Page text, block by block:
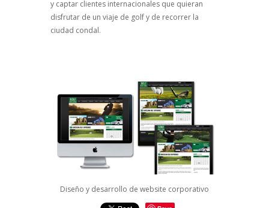
y captar clientes internacionales que quieran
disfrutar de un viaje de golf y de recorrer la
ciudad condal.
Diseño y desarrollo de website corporativo